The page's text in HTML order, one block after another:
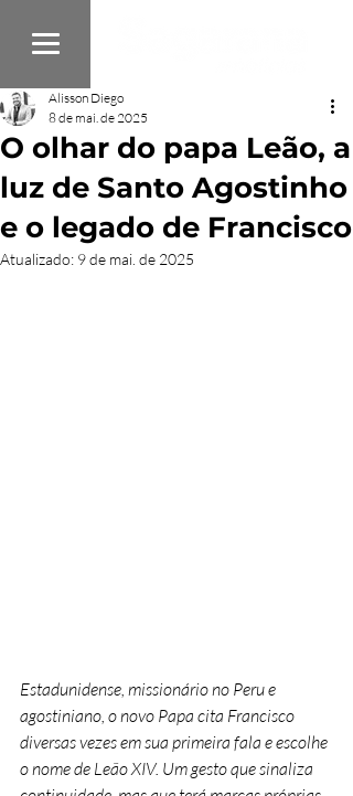
O olhar do papa Leão, a
luz de Santo Agostinho
e o legado de Francisco
Alisson Diego
8 de mai. de 2025
Atualizado: 9 de mai. de 2025
Estadunidense, missionário no Peru e
agostiniano, o novo Papa cita Francisco
diversas vezes em sua primeira fala e escolhe
o nome de Leão XIV. Um gesto que sinaliza